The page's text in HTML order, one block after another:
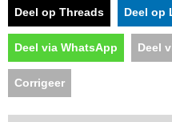
Deel op Threads Deel op
Deel via WhatsApp Deel
Corrigeer